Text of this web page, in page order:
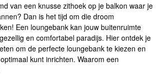
van een knusse zithoek op je balkon waar je
Dan is het tijd om die droom
Een loungebank kan jouw buitenruimte
en comfortabel paradijs. Hier ontdek je
om de perfecte loungebank te kiezen en
kunt inrichten. Waarom een